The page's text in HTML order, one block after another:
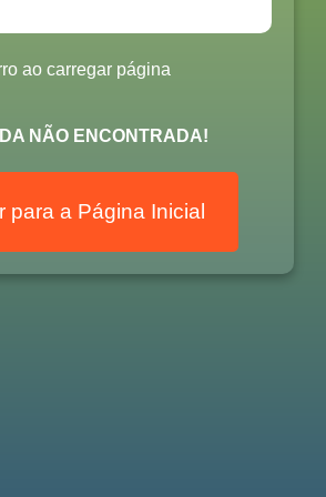
ao carregar página
NÃO ENCONTRADA!
para a Página Inicial